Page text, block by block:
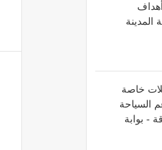
المدينة
خاصة
السياحة
- بوابة